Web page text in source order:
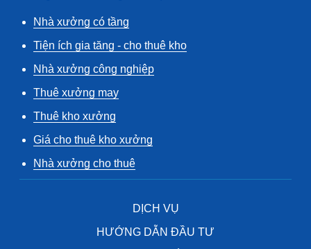
Nhà xưởng có tầng
Tiện ích gia tăng - cho thuê kho
Nhà xưởng công nghiệp
Thuê xưởng may
Thuê kho xưởng
Giá cho thuê kho xưởng
Nhà xưởng cho thuê
DỊCH VỤ
HƯỚNG DẪN ĐẦU TƯ